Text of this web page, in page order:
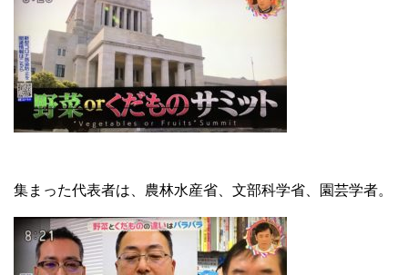
集まった代表者は、農林水産省、文部科学省、園芸学者。